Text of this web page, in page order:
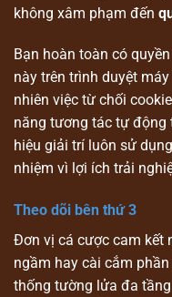
không xâm phạm đến
Bạn hoàn toàn có
này trên trình duyệt
nhiên việc từ chối
năng tương tác tự động
hiệu giải trí luôn sử
nhiệm vì lợi ích trải
Theo dõi bên thứ 3
Đơn vị cá cược cam kết
ngầm hay cài cắm
thống tường lửa đa